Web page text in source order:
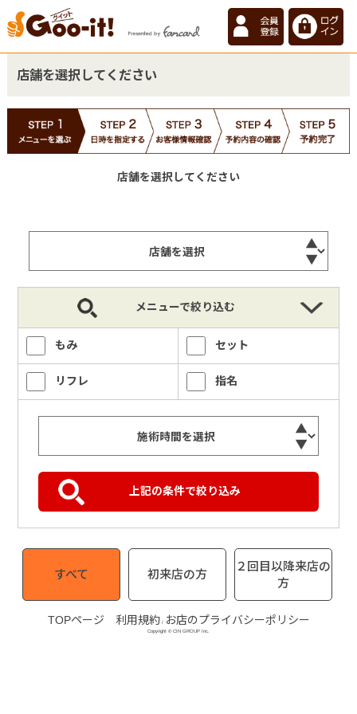
店舗を選択してください
店舗を選択してください
メニューで絞り込む
もみ セット
リフレ 指名
すべて 初来店の方
２回目以降来店の
方
TOPページ 利用規約/ お店のプライバシーポリシー
Copyright © CIN GROUP Inc.